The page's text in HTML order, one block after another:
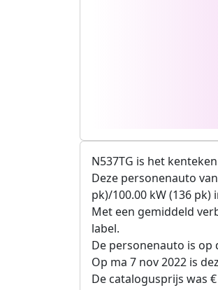
N537TG is het
Deze personenauto
pk)/100.00 kW (136
Met een gemiddeld
label.
De personenauto is op
Op ma 7 nov 2022 is
De catalogusprijs was